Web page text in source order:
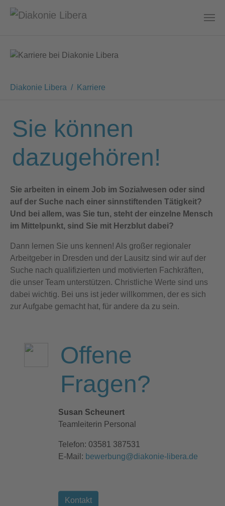
Diakonie Libera Karriere
Sie können
dazugehören!
Sie arbeiten in einem Job im Sozialwesen oder sind
auf der Suche nach einer sinnstiftenden Tätigkeit?
Und bei allem, was Sie tun, steht der einzelne Mensch
im Mittelpunkt, sind Sie mit Herzblut dabei?
Dann lernen Sie uns kennen! Als großer regionaler
Arbeitgeber in Dresden und der Lausitz sind wir auf der
Suche nach qualifizierten und motivierten Fachkräften,
die unser Team unterstützen. Christliche Werte sind uns
dabei wichtig. Bei uns ist jeder willkommen, der es sich
zur Aufgabe gemacht hat, für andere da zu sein.
Offene
Fragen?
Susan Scheunert
Teamleiterin Personal
Telefon: 03581 387531
E-Mail: bewerbung@diakonie-libera.de
Kontakt